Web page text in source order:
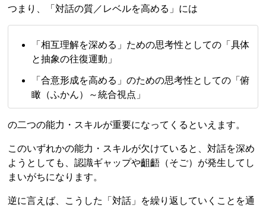
つまり、「対話の質／レベルを高める」には
「相互理解を深める」ための思考性としての「具体
と抽象の往復運動」
「合意形成を高める」のための思考性としての「俯
瞰（ふかん）～統合視点」
の二つの能力・スキルが重要になってくるといえます。
このいずれかの能力・スキルが欠けていると、対話を深め
ようとしても、認識ギャップや齟齬（そご）が発生してし
まいがちになります。
逆に言えば、こうした「対話」を繰り返していくことを通